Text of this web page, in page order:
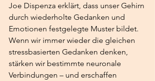
Joe Dispenza erklärt, dass unser Gehirn
durch wiederholte Gedanken und
Emotionen festgelegte Muster bildet.
Wenn wir immer wieder die gleichen
stressbasierten Gedanken denken,
stärken wir bestimmte neuronale
Verbindungen – und erschaffen